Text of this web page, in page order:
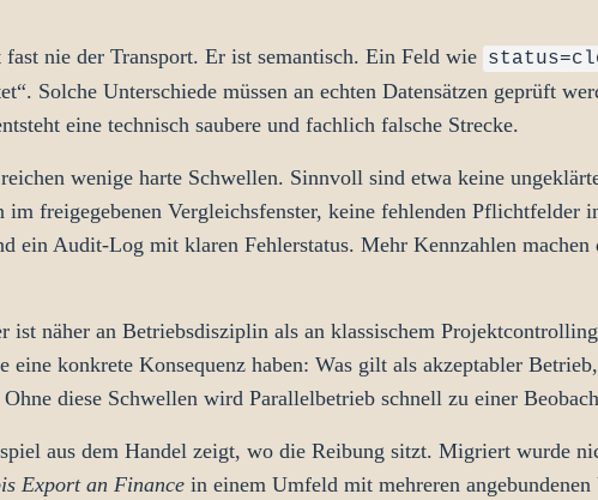
nie der Transport. Er ist semantisch. Ein Feld wie
Solche Unterschiede müssen an echten Datensätzen geprüft
eine technisch saubere und fachlich falsche Strecke.
wenige harte Schwellen. Sinnvoll sind etwa keine
im freigegebenen Vergleichsfenster, keine fehlenden Pflichtfelder
ein Audit-Log mit klaren Fehlerstatus. Mehr Kennzahlen machen
ist näher an Betriebsdisziplin als an klassischem
eine konkrete Konsequenz haben: Was gilt als akzeptabler
diese Schwellen wird Parallelbetrieb schnell zu einer
aus dem Handel zeigt, wo die Reibung sitzt. Migriert wurde
Export an Finance in einem Umfeld mit mehreren